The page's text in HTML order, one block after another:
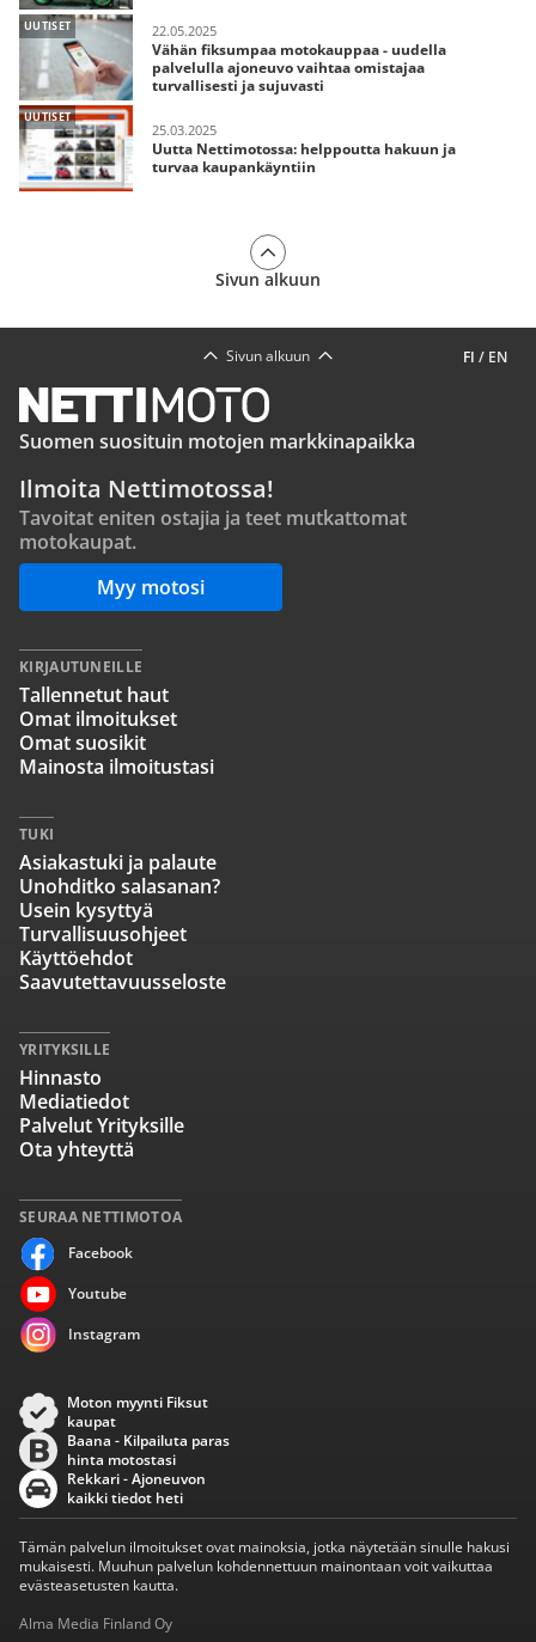
UUTISET 22.05.2025
Vähän fiksumpaa motokauppaa - uudella
palvelulla ajoneuvo vaihtaa omistajaa
turvallisesti ja sujuvasti
UUTISET
25.03.2025
Uutta Nettimotossa: helppoutta hakuun ja
turvaa kaupankäyntiin
Sivun alkuun
FI / EN
Sivun alkuun
Suomen suosituin motojen markkinapaikka
Ilmoita Nettimotossa!
Tavoitat eniten ostajia ja teet mutkattomat
motokaupat.
Myy motosi
SEURAA NETTIMOTOA
Facebook
Youtube
Instagram
KIRJAUTUNEILLE
Tallennetut haut
Omat ilmoitukset
Omat suosikit
Mainosta ilmoitustasi
TUKI
Asiakastuki ja palaute
Unohditko salasanan?
Usein kysyttyä
Turvallisuusohjeet
Käyttöehdot
Saavutettavuusseloste
YRITYKSILLE
Hinnasto
Mediatiedot
Palvelut Yrityksille
Ota yhteyttä
Moton myynti Fiksut
kaupat
Baana - Kilpailuta paras
hinta motostasi
Rekkari - Ajoneuvon
kaikki tiedot heti
Tämän palvelun ilmoitukset ovat mainoksia, jotka näytetään sinulle hakusi
mukaisesti. Muuhun palvelun kohdennettuun mainontaan voit vaikuttaa
evästeasetusten kautta.
Alma Media Finland Oy